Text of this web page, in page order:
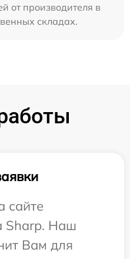
от производителя в
складах.
сайте
Sharp. Наш
Вам для